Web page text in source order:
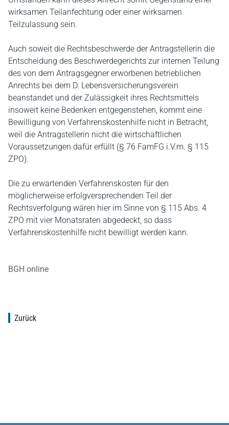
wirksamen Teilanfechtung oder einer wirksamen
Teilzulassung sein.
Auch soweit die Rechtsbeschwerde der Antragstellerin die
Entscheidung des Beschwerdegerichts zur internen Teilung
des von dem Antragsgegner erworbenen betrieblichen
Anrechts bei dem D. Lebensversicherungsverein
beanstandet und der Zulässigkeit ihres Rechtsmittels
insoweit keine Bedenken entgegenstehen, kommt eine
Bewilligung von Verfahrenskostenhilfe nicht in Betracht,
weil die Antragstellerin nicht die wirtschaftlichen
Voraussetzungen dafür erfüllt (§ 76 FamFG i.V.m. § 115
ZPO).
Die zu erwartenden Verfahrenskosten für den
möglicherweise erfolgversprechenden Teil der
Rechtsverfolgung wären hier im Sinne von § 115 Abs. 4
ZPO mit vier Monatsraten abgedeckt, so dass
Verfahrenskostenhilfe nicht bewilligt werden kann.
BGH online
Zurück